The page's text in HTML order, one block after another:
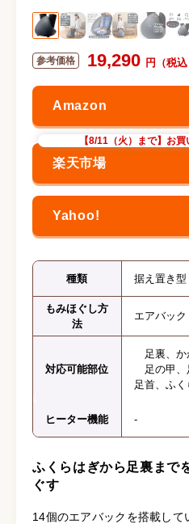
19,290
【8/11（火）まで】お
種類 据え置き型
もみほぐし方
法
エアバック
対応可能部位
足裏、か
足の甲
足首、ふ
ヒーター機能 -
ふくらはぎから足裏まで
ぐす
14個のエアバックを搭載し